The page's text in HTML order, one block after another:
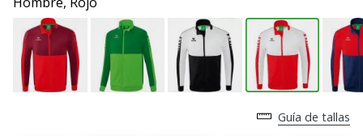
25. 11. 2024
•
2 min. de lectura
¡Conviértete
Guía de tallas